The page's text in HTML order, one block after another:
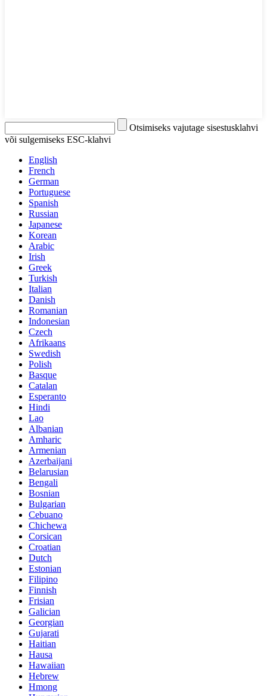
Otsimiseks vajutage sisestusklahvi
või sulgemiseks ESC-klahvi
English
French
German
Portuguese
Spanish
Russian
Japanese
Korean
Arabic
Irish
Greek
Turkish
Italian
Danish
Romanian
Indonesian
Czech
Afrikaans
Swedish
Polish
Basque
Catalan
Esperanto
Hindi
Lao
Albanian
Amharic
Armenian
Azerbaijani
Belarusian
Bengali
Bosnian
Bulgarian
Cebuano
Chichewa
Corsican
Croatian
Dutch
Estonian
Filipino
Finnish
Frisian
Galician
Georgian
Gujarati
Haitian
Hausa
Hawaiian
Hebrew
Hmong